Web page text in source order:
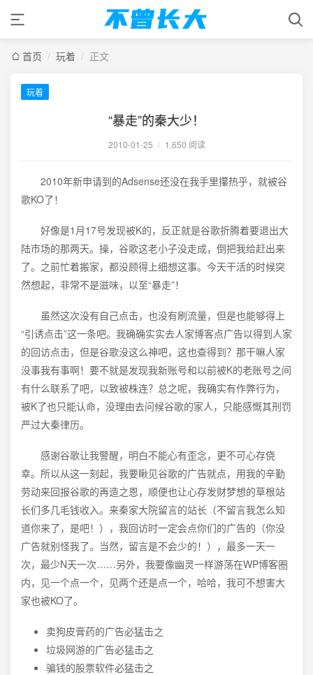
首页 / 玩着 / 正文
玩着
“暴走”的秦大少！
2010-01-25 / 1,650 阅读
2010年新申请到的Adsense还没在我手里攥热乎，就被谷
歌KO了！
好像是1月17号发现被K的，反正就是谷歌折腾着要退出大
陆市场的那两天。操，谷歌这老小子没走成，倒把我给赶出来
了。之前忙着搬家，都没顾得上细想这事。今天干活的时候突
然想起，非常不是滋味，以至“暴走”！
虽然这次没有自己点击，也没有刷流量，但是也能够得上
“引诱点击”这一条吧。我确确实实去人家博客点广告以得到人家
的回访点击，但是谷歌没这么神吧，这也查得到？那干嘛人家
没事我有事啊！要不就是发现我新账号和以前被K的老账号之间
有什么联系了吧，以致被株连？总之呢，我确实有作弊行为，
被K了也只能认命，没理由去问候谷歌的家人，只能感慨其刑罚
严过大秦律历。
感谢谷歌让我警醒，明白不能心有歪念，更不可心存侥
幸。所以从这一刻起，我要瞅见谷歌的广告就点，用我的辛勤
劳动来回报谷歌的再造之恩，顺便也让心存发财梦想的草根站
长们多几毛钱收入。来秦家大院留言的站长（不留言我怎么知
道你来了，是吧！），我回访时一定会点你们的广告的（你没
广告就别怪我了。当然，留言是不会少的！），最多一天一
次，最少N天一次……另外，我要像幽灵一样游荡在WP博客圈
内，见一个点一个，见两个还是点一个，哈哈，我可不想害大
家也被KO了。
卖狗皮膏药的广告必猛击之
垃圾网游的广告必猛击之
骗钱的股票软件必猛击之